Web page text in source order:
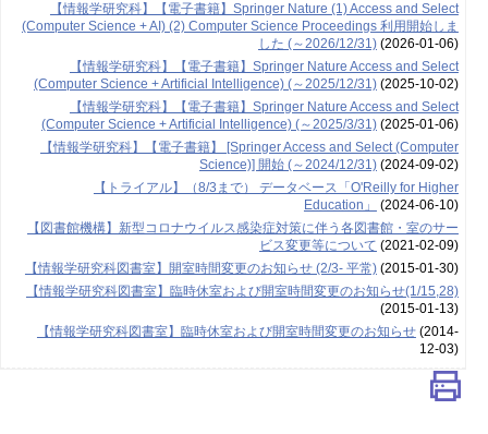
【情報学研究科】【電子書籍】Springer Nature (1) Access and Select
(Computer Science + AI) (2) Computer Science Proceedings 利用開始しま
した (～2026/12/31)(2026-01-06)
【情報学研究科】【電子書籍】Springer Nature Access and Select
(Computer Science + Artificial Intelligence) (～2025/12/31)(2025-10-02)
【情報学研究科】【電子書籍】Springer Nature Access and Select
(Computer Science + Artificial Intelligence) (～2025/3/31)(2025-01-06)
【情報学研究科】【電子書籍】 [Springer Access and Select (Computer
Science)] 開始 (～2024/12/31)(2024-09-02)
【トライアル】（8/3まで） データベース「O'Reilly for Higher
Education」
(2024-06-10)
【図書館機構】新型コロナウイルス感染症対策に伴う各図書館・室のサー
ビス変更等について (2021-02-09)
【情報学研究科図書室】開室時間変更のお知らせ (2/3- 平常)(2015-01-30)
【情報学研究科図書室】臨時休室および開室時間変更のお知らせ(1/15,28)
(2015-01-13)
【情報学研究科図書室】臨時休室および開室時間変更のお知らせ(2014-
12-03)